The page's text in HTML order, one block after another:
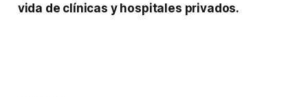
vida de clínicas y hospitales privados.